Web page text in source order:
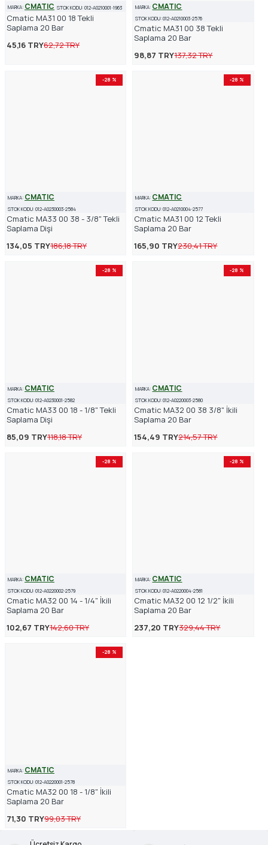
MARKA: CMATIC STOK KODU:012-A0210001-1963
Cmatic MA31 00 18 Tekli
Saplama 20 Bar
45,16 TRY62,72 TRY
MARKA: CMATIC
STOK KODU: 012-A0210003-2576
Cmatic MA31 00 38 Tekli
Saplama 20 Bar
98,87 TRY137,32 TRY
-28 %
MARKA: CMATIC
STOK KODU:012-A0230003-2584
Cmatic MA33 00 38 - 3/8" Tekli
Saplama Dişi
134,05 TRY186,18 TRY
-28 %
MARKA: CMATIC
STOK KODU: 012-A0210004-2577
Cmatic MA31 00 12 Tekli
Saplama 20 Bar
165,90 TRY230,41 TRY
-28 %
MARKA: CMATIC
STOK KODU:012-A0230001-2582
Cmatic MA33 00 18 - 1/8" Tekli
Saplama Dişi
85,09 TRY118,18 TRY
-28 %
MARKA: CMATIC
STOK KODU: 012-A0220003-2580
Cmatic MA32 00 38 3/8" İkili
Saplama 20 Bar
154,49 TRY214,57 TRY
-28 %
MARKA: CMATIC
STOK KODU:012-A0220002-2579
Cmatic MA32 00 14 - 1/4" İkili
Saplama 20 Bar
102,67 TRY142,60 TRY
-28 %
MARKA: CMATIC
STOK KODU: 012-A0220004-2581
Cmatic MA32 00 12 1/2" İkili
Saplama 20 Bar
237,20 TRY329,44 TRY
-28 %
MARKA: CMATIC
STOK KODU:012-A0220001-2578
Cmatic MA32 00 18 - 1/8" İkili
Saplama 20 Bar
71,30 TRY99,03 TRY